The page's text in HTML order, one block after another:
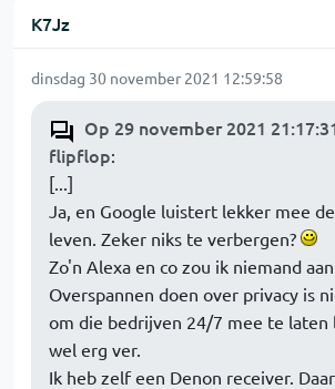
K7Jz
dinsdag 30 november 2021 12:59:58
Op 29 november 2021
flipflop:
[...]
Ja, en Google luistert lekker mee
leven. Zeker niks te verbergen?
Zo'n Alexa en co zou ik niemand
Overspannen doen over privacy is
om die bedrijven 24/7 mee te laten
wel erg ver.
Ik heb zelf een Denon receiver.